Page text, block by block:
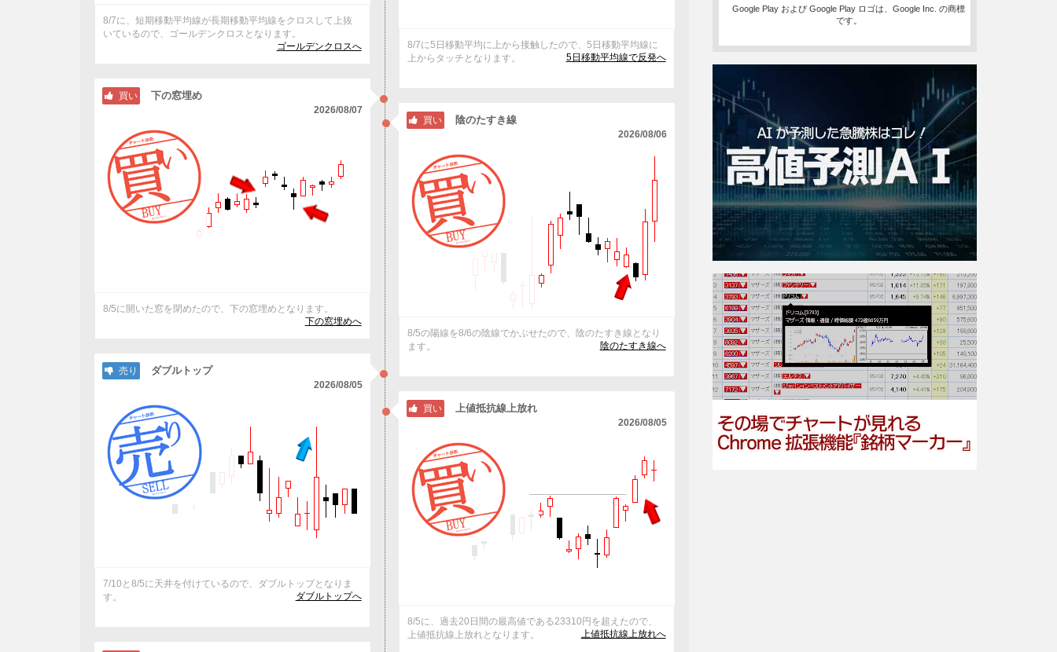
8/7に、短期移動平均線が長期移動平均線をクロスして上抜
いているので、ゴールデンクロスとなります。
ゴールデンクロスへ
8/7に5日移動平均に上から接触したので、5日移動平均線に
上からタッチとなります。
5日移動平均線で反発へ
買い 下の窓埋め
2026/08/07
8/5に開いた窓を閉めたので、下の窓埋めとなります。
下の窓埋めへ
買い 陰のたすき線
2026/08/06
8/5の陽線を8/6の陰線でかぶせたので、陰のたすき線となり
ます。
陰のたすき線へ
売り ダブルトップ
2026/08/05
7/10と8/5に天井を付けているので、ダブルトップとなりま
す。
ダブルトップへ
買い 上値抵抗線上放れ
2026/08/05
8/5に、過去20日間の最高値である23310円を超えたので、
上値抵抗線上放れとなります。
上値抵抗線上放れへ
Google Play および Google Play ロゴは、Google Inc. の商標
です。